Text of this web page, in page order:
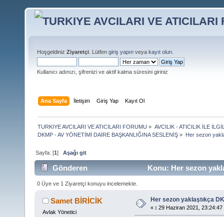
Hoşgeldiniz Ziyaretçi . Lütfen giriş yapın veya kayıt olun
Kullanıcı adınızı, şifrenizi ve aktif kalma süresini giriniz
Ana Sayfa İletişim Giriş Yap Kayıt Ol
TURKIYE AVCILARI VE ATICILARI FORUMU » AVCILIK - ATICILIK İLE
DKMP - AV YÖNETİMİ DAİRE BAŞKANLIĞINA SESLENİŞ » Her sezon
Sayfa: [1]Aşağı git
Gönderen Konu: Her sezon
0 Üye ve 1 Ziyaretçi konuyu incelemekte.
Samet BİRİCİK
Avlak Yönetici
Her sezon yaklaştıkça
« : 29 Haziran 2021, 23:24:47